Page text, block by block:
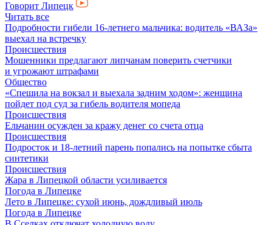
Говорит Липецк
Читать все
Подробности гибели 16-летнего мальчика: водитель «ВАЗа»
выехал на встречку
Происшествия
Мошенники предлагают липчанам поверить счетчики
и угрожают штрафами
Общество
«Спешила на вокзал и выехала задним ходом»: женщина
пойдет под суд за гибель водителя мопеда
Происшествия
Ельчанин осужден за кражу денег со счета отца
Происшествия
Подросток и 18-летний парень попались на попытке сбыта
синтетики
Происшествия
Жара в Липецкой области усиливается
Погода в Липецке
Лето в Липецке: сухой июнь, дождливый июль
Погода в Липецке